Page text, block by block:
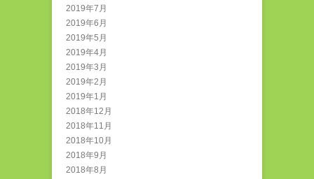
2019年7月
2019年6月
2019年5月
2019年4月
2019年3月
2019年2月
2019年1月
2018年12月
2018年11月
2018年10月
2018年9月
2018年8月